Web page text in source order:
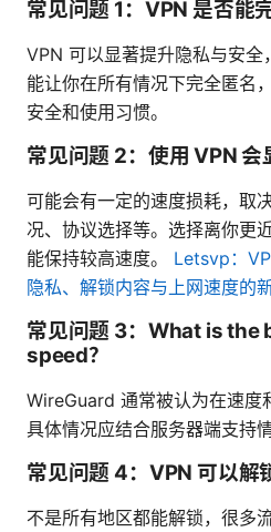
常见问题 1：VPN 是否能
VPN 可以显著提升隐私与安
能让你在所有情况下完全匿名
安全和使用习惯。
常见问题 2：使用 VPN 会
可能会有一定的速度损耗，取
况、协议选择等。选择离你更
能保持较高速度。 Letsvp：
隐私、解锁内容与上网速度的
常见问题 3：What is
speed？
WireGuard 通常被认为在速度
具体情况应结合服务器端支持
常见问题 4：VPN 可以解
不是所有地区都能解锁，很多